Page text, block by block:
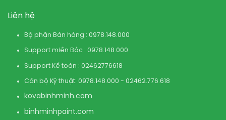
Liên hệ
Bộ phận Bán hàng : 0978.148.000
Support miền Bắc : 0978.148.000
Support Kế toán : 02462776618
Cán bộ Kỹ thuật: 0978.148.000 - 02462.776.618
kovabinhminh.com
binhminhpaint.com